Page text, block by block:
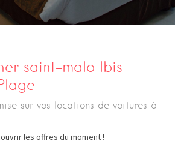
saint-malo Ibis
sur vos locations de voitures à
les offres du moment !